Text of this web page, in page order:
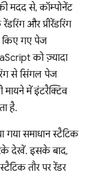
मदद से, कॉम्पोनेंट
और प्रीरेंडरिंग
किए गए पेज
को ज़्यादा
से सिंगल पेज
में इंटरैक्टिव
है.
गया समाधान स्टैटिक
देखें. इसके बाद,
तौर पर रेंडर